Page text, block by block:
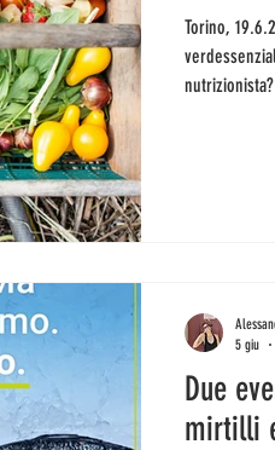
Torino, 19.6.2026 In questo ricco palinsesto
Due
mirtilli
5 giu